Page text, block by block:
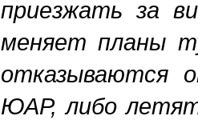
приезжать за
меняет планы
отказываются
ЮАР, либо летят